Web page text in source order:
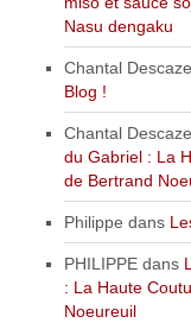
Nasu dengaku
Chantal
Blog !
Chantal
du Gabriel : La
de Bertrand
Philippe dans
PHILIPPE dans
: La Haute
Noeureuil